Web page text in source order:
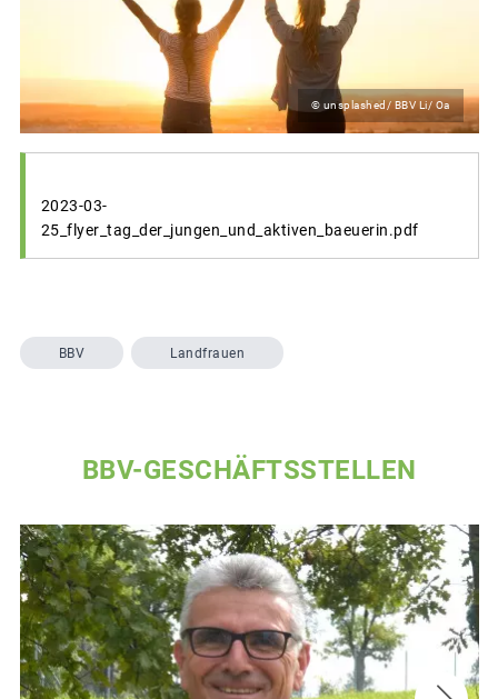
© unsplashed/ BBV Li/ Oa
2023-03-
25_flyer_tag_der_jungen_und_aktiven_baeuerin.pdf
BBV Landfrauen
BBV-GESCHÄFTSSTELLEN